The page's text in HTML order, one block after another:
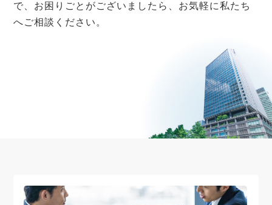
で、お困りごとがございましたら、お気軽に私たち
へご相談ください。